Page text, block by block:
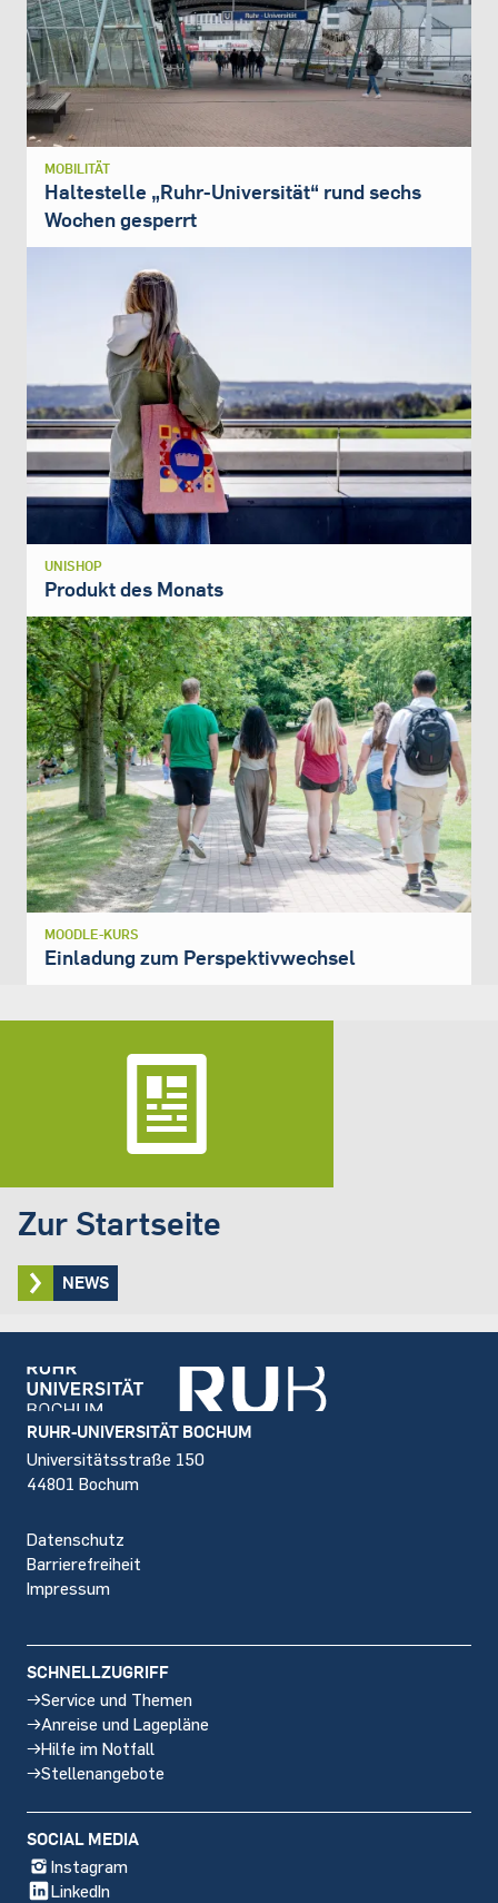
MOBILITÄT
Haltestelle „Ruhr-Universität“ rund sechs
Wochen gesperrt
UNISHOP
Produkt des Monats
MOODLE-KURS
Einladung zum Perspektivwechsel
Zur Startseite
NEWS
Footer
RUHR-UNIVERSITÄT BOCHUM
Universitätsstraße 150
44801 Bochum
Datenschutz
Barrierefreiheit
Impressum
SCHNELLZUGRIFF
Service und Themen
Anreise und Lagepläne
Hilfe im Notfall
Stellenangebote
SOCIAL MEDIA
Instagram
LinkedIn